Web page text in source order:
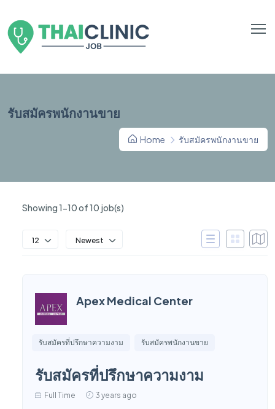
รับสมัครพนักงานขาย
Home รับสมัครพนักงานขาย
Showing 1-10 of 10 job(s)
12 Newest
Apex Medical Center
รับสมัครที่ปรึกษาความงาม รับสมัครพนักงานขาย
รับสมัครที่ปรึกษาความงาม
Full Time 3 years ago